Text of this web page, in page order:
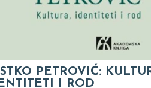
PETROVIĆ:
I ROD